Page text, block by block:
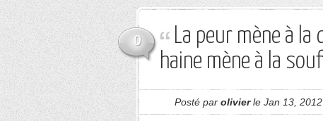
0
La peur mène à la
haine mène à la
Posté par olivierle Jan 13,